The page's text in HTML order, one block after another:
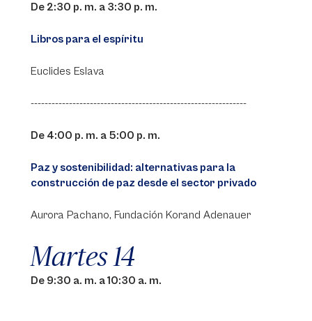
De 2:30 p. m. a 3:30 p. m.
Libros para el espíritu
Euclides Eslava
--------------------------------------------------------------
De 4:00 p. m. a 5:00 p. m.
Paz y sostenibilidad: alternativas para la
construcción de paz desde el sector privado
Aurora Pachano, Fundación Korand Adenauer
Martes 14
De 9:30 a. m. a 10:30 a. m.